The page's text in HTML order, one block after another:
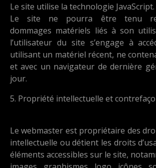
Le site utilise la technologie JavaScript.
Le site ne pourra être tenu
dommages matériels liés à son
l’utilisateur du site s’engage à
utilisant un matériel récent, ne
et avec un navigateur de dernière
jour.
5. Propriété intellectuelle et
Le webmaster est propriétaire des
intellectuelle ou détient les droits
éléments accessibles sur le site,